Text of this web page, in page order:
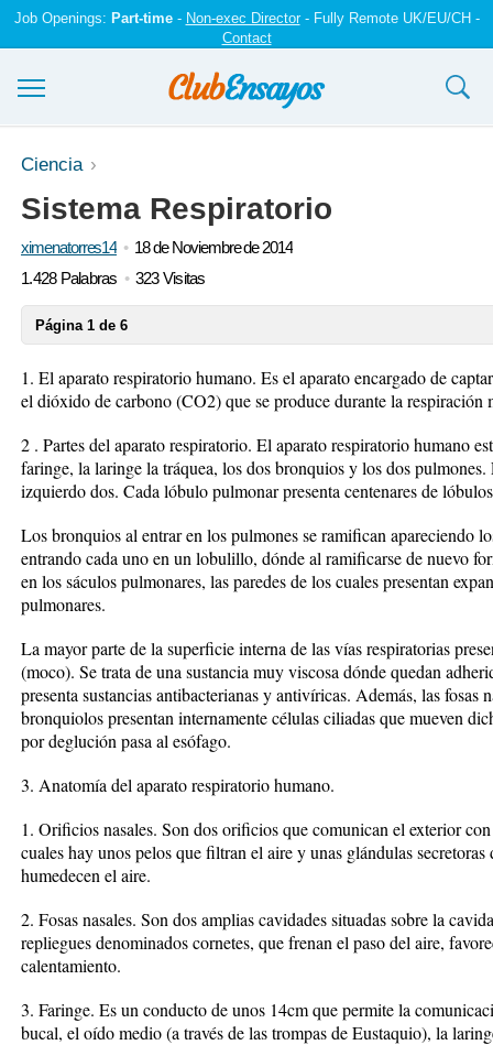
Job Openings: Part-time- Non-exec Director- Fully Remote UK/EU/CH -
Contact
Ensayos y trabajos
Registrarse
Iniciar sesión
Ciencia
Sistema Respiratorio
ximenatorres14
18 de Noviembre de 2014
1.428 Palabras
323 Visitas
Página 1 de 6
1. El aparato respiratorio humano. Es el aparato encargado de
el dióxido de carbono (CO2) que se produce durante la respiración
2 . Partes del aparato respiratorio. El aparato respiratorio humano
faringe, la laringe la tráquea, los dos bronquios y los dos
izquierdo dos. Cada lóbulo pulmonar presenta centenares de
Los bronquios al entrar en los pulmones se ramifican apareciendo
entrando cada uno en un lobulillo, dónde al ramificarse de nuevo
en los sáculos pulmonares, las paredes de los cuales presentan
pulmonares.
La mayor parte de la superficie interna de las vías respiratorias
(moco). Se trata de una sustancia muy viscosa dónde quedan
presenta sustancias antibacterianas y antivíricas. Además, las fosas
bronquiolos presentan internamente células ciliadas que mueven
por deglución pasa al esófago.
3. Anatomía del aparato respiratorio humano.
1. Orificios nasales. Son dos orificios que comunican el exterior
cuales hay unos pelos que filtran el aire y unas glándulas
humedecen el aire.
2. Fosas nasales. Son dos amplias cavidades situadas sobre la
repliegues denominados cornetes, que frenan el paso del aire,
calentamiento.
3. Faringe. Es un conducto de unos 14cm que permite la
bucal, el oído medio (a través de las trompas de Eustaquio), la